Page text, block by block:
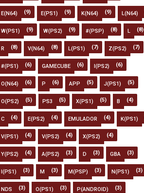
E(N64) (9) E(PS1) (9) K(N64) (9) L(N64)
W(PS1) (9) W(PS2) (9) #(PSP) (8) L (8)
R (8) V(N64) (8) L(PS1) (7) Z(PS2) (7)
#(PS1) (6) GAMECUBE (6) I(PS2) (6)
O(N64) (6) P (6) APP (5) J(PS1) (5)
O(PS2) (5) PS3 (5) X(PS1) (5) B (4)
C (4) E(PS2) (4) EMULADOR (4) K(PS1)
V(PS1) (4) V(PS2) (4) X(PS2) (4)
Y(PS2) (4) A(PS2) (3) D (3) GBA (3)
I(PS1) (3) M (3) M(PSP) (3) N(PS1) (3)
NDS (3) O(PS1) (3) P(ANDROID) (3)